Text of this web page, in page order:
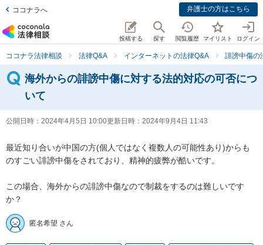
ココナラへ 弁護士の方はこちら
投稿する 探す 閲覧履歴 マイリスト ログイン
ココナラ法律相談 法律Q&A インターネットの法律Q&A 誹謗中傷の
海外からの誹謗中傷に対する法的対応の可否につ
いて
公開日時： 2024年4月5日 10:00更新日時： 2024年9月4日 11:43
最近知り合いが中国の方(個人ではなく複数人の可能性あり)からも
のすごい誹謗中傷をされており、精神的疲弊が酷いです。
この場合、海外からの誹謗中傷なので制裁をするのは難しいです
か？
匿名希望 さん